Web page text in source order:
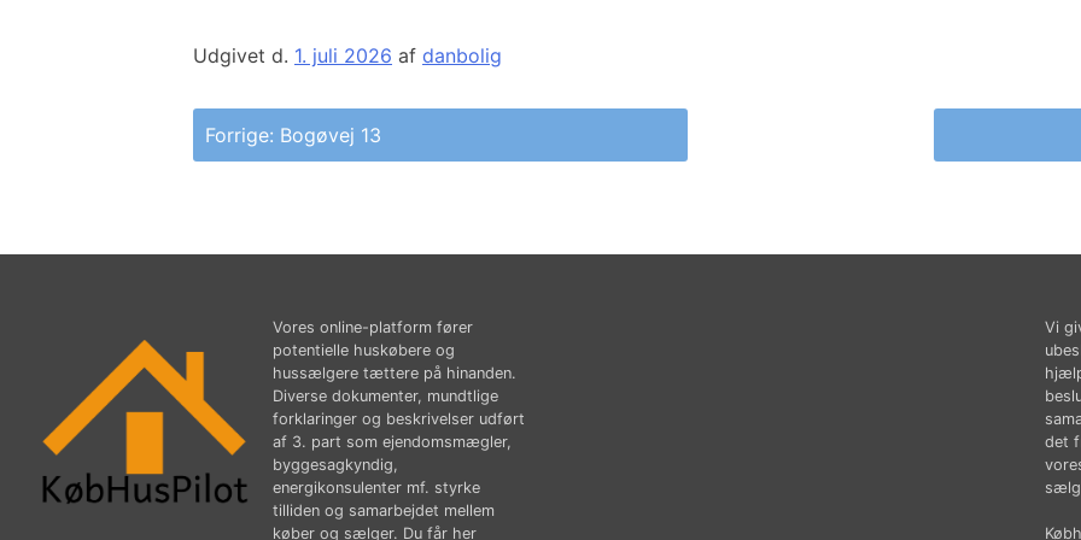
Udgivet d. 1. juli 2026 af danbolig
Indlægsnavigation
Forrige: Bogøvej 13
Vores online-platform fører
potentielle huskøbere og
hussælgere tættere på hinanden.
Diverse dokumenter, mundtlige
forklaringer og beskrivelser udført
af 3. part som ejendomsmægler,
byggesagkyndig,
energikonsulenter mf. styrke
tilliden og samarbejdet mellem
køber og sælger. Du får her
Vi
det